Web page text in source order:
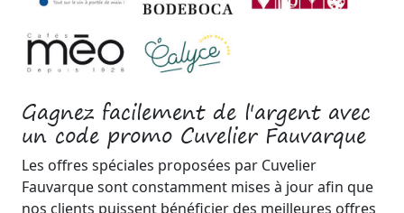
Gagnez facilement de l'argent avec
un code promo Cuvelier Fauvarque
Les offres spéciales proposées par Cuvelier
Fauvarque sont constamment mises à jour afin que
nos clients puissent bénéficier des meilleures offres